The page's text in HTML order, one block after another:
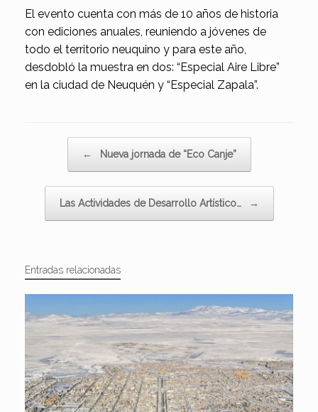
El evento cuenta con más de 10 años de historia
con ediciones anuales, reuniendo a jóvenes de
todo el territorio neuquino y para este año,
desdobló la muestra en dos: “Especial Aire Libre”
en la ciudad de Neuquén y “Especial Zapala”.
← Nueva jornada de “Eco Canje”
Las Actividades de Desarrollo Artístico… →
Entradas relacionadas